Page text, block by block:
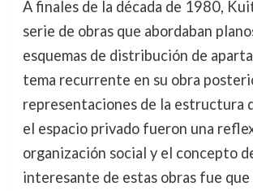
A finales de la década de 1980,
serie de obras que abordaban
esquemas de distribución de
tema recurrente en su obra
representaciones de la estructura
el espacio privado fueron una
organización social y el concepto
interesante de estas obras fue que